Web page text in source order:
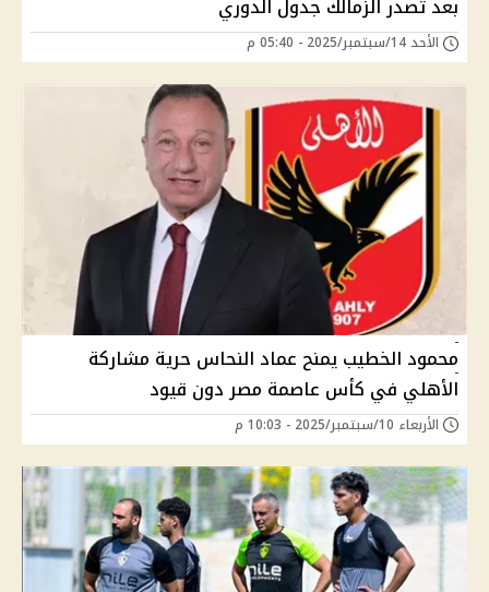
بعد تصدر الزمالك جدول الدوري
الأحد 14/سبتمبر/2025 - 05:40 م
محمود الخطيب يمنح عماد النحاس حرية مشاركة
الأهلي في كأس عاصمة مصر دون قيود
الأربعاء 10/سبتمبر/2025 - 10:03 م